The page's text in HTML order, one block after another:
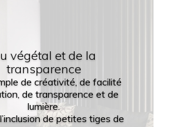
végétal et de la
transparence
de créativité, de facilité
de transparence et de
lumière.
de petites tiges de